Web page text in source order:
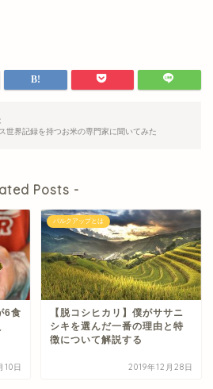
世界記録を持つお米の専門家に聞いてみた
Posts -
6食
10日
バルクアップとは
【脱コシヒカリ】僕がササニ
シキを選んだ一番の理由と特
徴について解説する
2019年12月28日